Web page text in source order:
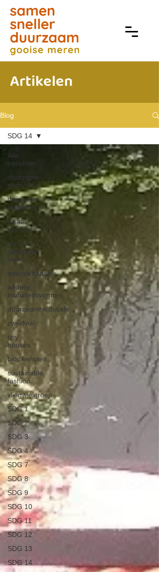
Artikelen
Blog
Alle
berichten
duurzame
economie
duurzaam
onderwijs
lokaal
voedsel
samen
duurzaam
leven
energietransitie
andere
mobiliteitsvormen
duurzaamheidscafe
zwerfvuil
tiny
houses
biodiversiteit
sustainable
fashion
vliegwielgroep
SDG 1
SDG 2
SDG 3
SDG 4
SDG 7
SDG 8
SDG 9
SDG 10
SDG 11
SDG 12
SDG 13
SDG 14
SDG 14